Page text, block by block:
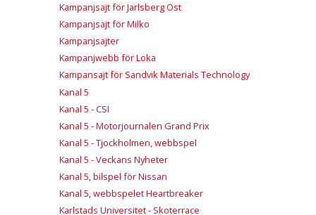
Kampanjsajt för Jarlsberg Ost
Kampanjsajt för Milko
Kampanjsajter
Kampanjwebb för Loka
Kampansajt för Sandvik Materials Technology
Kanal 5
Kanal 5 - CSI
Kanal 5 - Motorjournalen Grand Prix
Kanal 5 - Tjockholmen, webbspel
Kanal 5 - Veckans Nyheter
Kanal 5, bilspel för Nissan
Kanal 5, webbspelet Heartbreaker
Karlstads Universitet - Skoterrace